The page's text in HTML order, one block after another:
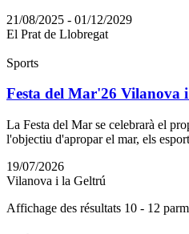
21/08/2025 - 01/12/2029
El Prat de Llobregat
Sports
Festa del Mar'26 Vilanova
La Festa del Mar se celebrarà el
l'objectiu d'apropar el mar, els
19/07/2026
Vilanova i la Geltrú
Affichage des résultats 10 - 12